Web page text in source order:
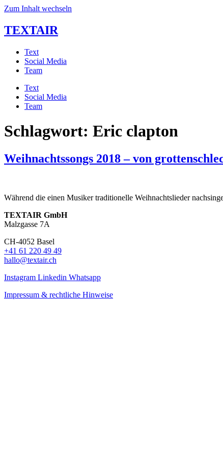
Zum Inhalt wechseln
TEXTAIR
Text
Social Media
Team
Text
Social Media
Team
Schlagwort: Eric clapton
Weihnachtssongs 2018 – von
Während die einen Musiker traditionelle Weihnachtslieder
TEXTAIR GmbH
Malzgasse 7A
CH-4052 Basel
+41 61 220 49 49
hallo@textair.ch
Instagram Linkedin Whatsapp
Impressum & rechtliche Hinweise